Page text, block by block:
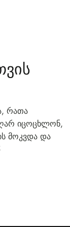
რათა
იცოცხლონ,
მოკვდა და